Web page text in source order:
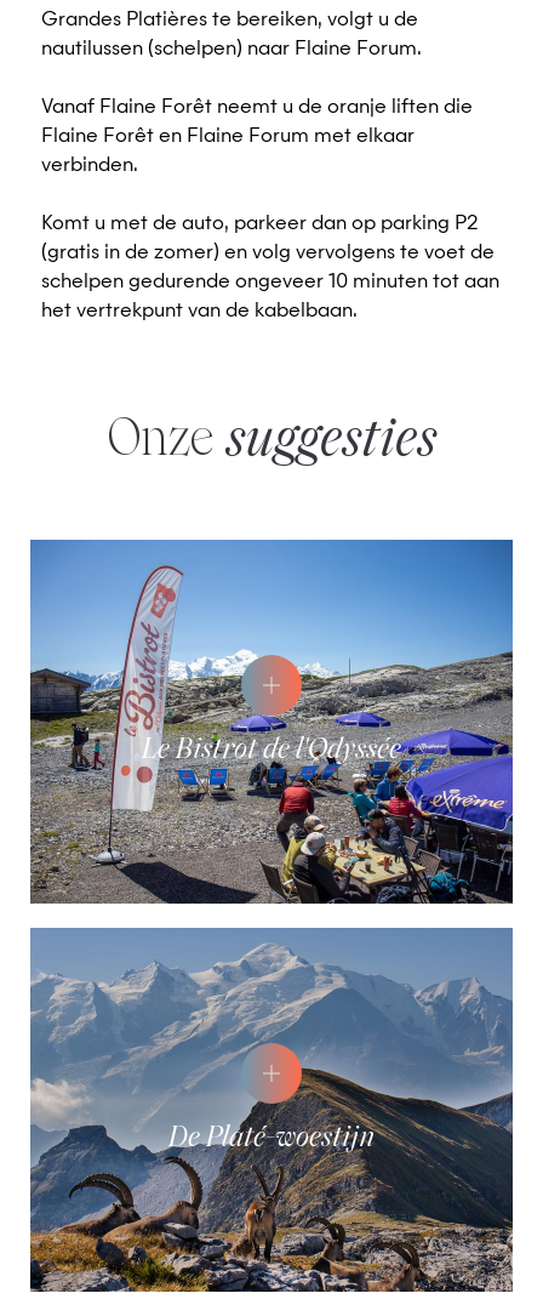
Grandes Platières te bereiken, volgt u de
nautilussen (schelpen) naar Flaine Forum.
Vanaf Flaine Forêt neemt u de oranje liften die
Flaine Forêt en Flaine Forum met elkaar
verbinden.
Komt u met de auto, parkeer dan op parking P2
(gratis in de zomer) en volg vervolgens te voet de
schelpen gedurende ongeveer 10 minuten tot aan
het vertrekpunt van de kabelbaan.
Onze suggesties
Le Bistrot de l'Odyssée
De Platé-woestijn